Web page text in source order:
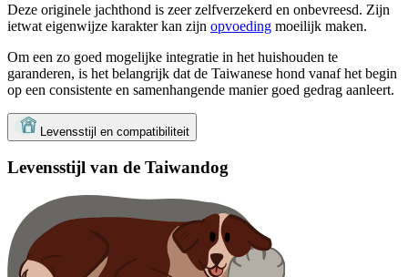
Deze originele jachthond is zeer zelfverzekerd en onbevreesd. Zijn
ietwat eigenwijze karakter kan zijn opvoeding moeilijk maken.
Om een ​​zo goed mogelijke integratie in het huishouden te
garanderen, is het belangrijk dat de Taiwanese hond vanaf het begin
op een consistente en samenhangende manier goed gedrag aanleert.
Levensstijl en compatibiliteit
Levensstijl van de Taiwandog